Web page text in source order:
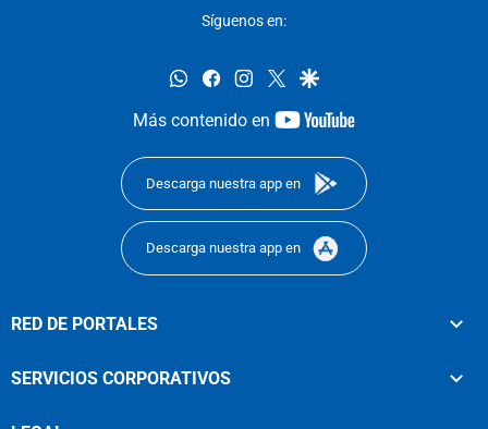
Síguenos en:
whatsappfacebookinstagram
twittergoogle
Más contenido en
youtube-
Descarga nuestra app en
Descarga nuestra app en
RED DE PORTALES
SERVICIOS CORPORATIVOS